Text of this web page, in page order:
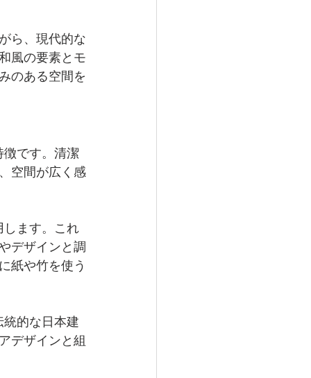
ら、現代的な
風の要素とモ
のある空間を
です。清潔
空間が広く感
します。これ
デザインと調
紙や竹を使う
的な日本建
デザインと組